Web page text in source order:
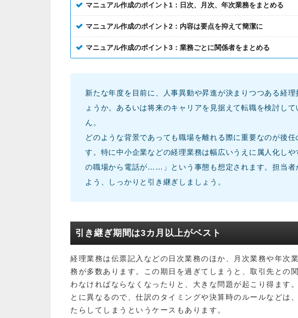
マニュアル作成のポイント1：日次、月次、年次業務をまとめる
マニュアル作成のポイント2：内容は要点を抑えて簡潔に
マニュアル作成のポイント3：業務ごとに関係者をまとめる
新たな年度を目前に、人事異動や昇進が決まりつつある経
ょうか。あるいは将来のキャリアを見据えて転職を検討し
ん。
どのような背景であっても職場を離れる際に重要なのが後
す。特に中小企業などの経理業務は幅広いうえに属人化し
の職場から電話が……」という事態も想定されます。担当者
よう、しっかりと引き継ぎしましょう。
引き継ぎ期間は3カ月以上がベスト
経理業務は伝票記入などの日次業務のほか、月次業務や年次
務が多数あります。この期日を過ぎてしまうと、取引先との
わなければならなくなったりと、大きな問題が起こり得ます
とに異なるので、仕訳のタイミングや決算時のルールなどは
たらしてしまうというケースもあります。